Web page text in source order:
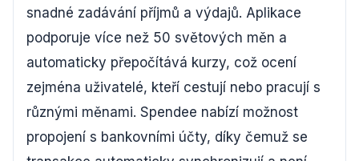
snadné zadávání příjmů a výdajů. Aplikace
podporuje více než 50 světových měn a
automaticky přepočítává kurzy, což ocení
zejména uživatelé, kteří cestují nebo pracují s
různými měnami. Spendee nabízí možnost
propojení s bankovními účty, díky čemuž se